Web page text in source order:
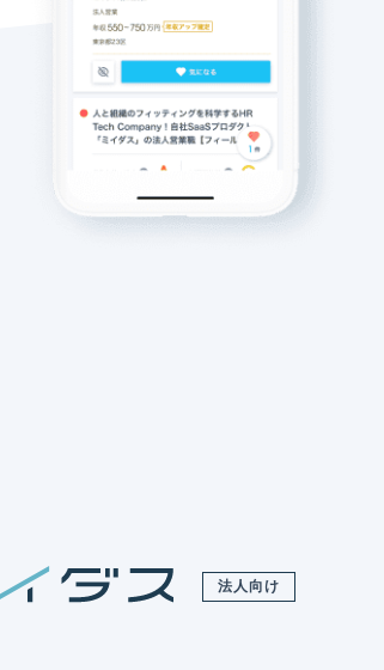
法人向け